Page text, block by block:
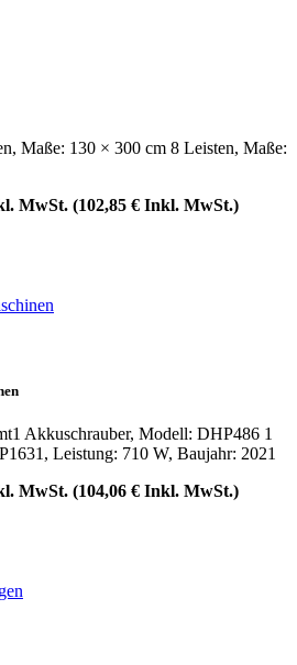
Maße: 130 × 300 cm 8 Leisten, Maße:
MwSt. (102,85 € Inkl. MwSt.)
Akkuschrauber, Modell: DHP486 1
Leistung: 710 W, Baujahr: 2021
MwSt. (104,06 € Inkl. MwSt.)